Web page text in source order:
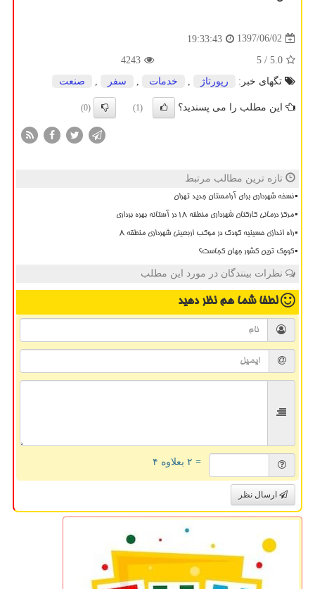
1397/06/02
19:33:43
5.0
/ 5
4243
تگهای خبر:
رپورتاژ خدمات سفر صنعت
این مطلب را می پسندید؟ (1)
(0)
تازه ترین مطالب مرتبط
نسخه شهرداری برای آرامستان جدید تهران
مرکز درمانی کارکنان شهرداری منطقه ۱۸ در آستانه بهره برداری
راه اندازی حسینیه کودک در موکب اربعینی شهرداری منطقه ۸
کوچک ترین کشور جهان کجاست؟
نظرات بینندگان در مورد این مطلب
لطفا شما همنظر دهید
= ۲ بعلاوه ۴
ارسال نظر